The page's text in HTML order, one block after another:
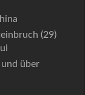
(29)
und über